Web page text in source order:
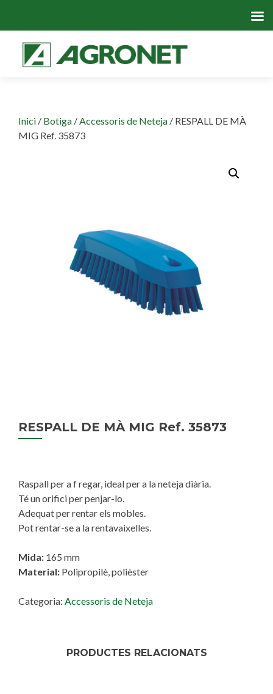
Inici / Botiga /Accessoris de Neteja / RESPALL DE MÀ
MIG Ref. 35873
RESPALL DE MÀ MIG Ref. 35873
Raspall per a f regar, ideal per a la neteja diària.
Té un orifici per penjar-lo.
Adequat per rentar els mobles.
Pot rentar-se a la rentavaixelles.
Mida: 165 mm
Material: Polipropilè, polièster
Categoria: Accessoris de Neteja
PRODUCTES RELACIONATS